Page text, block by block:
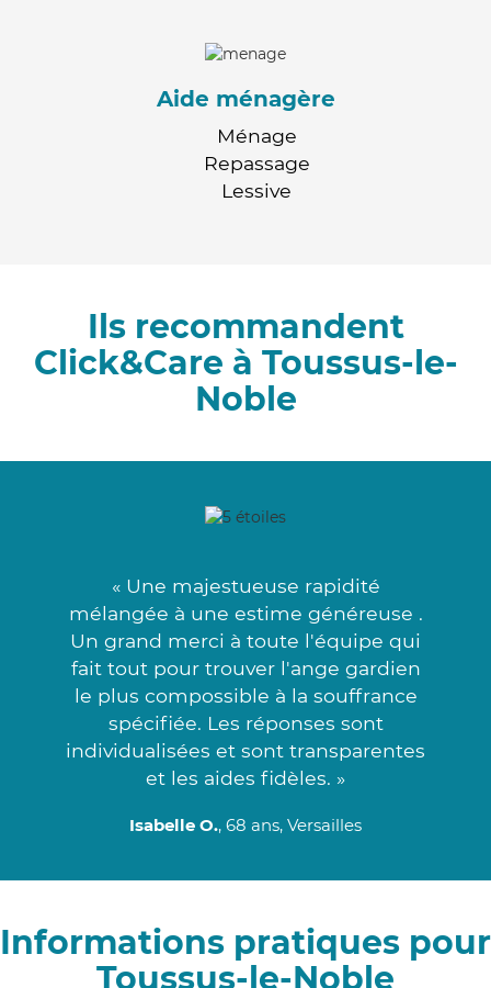
Aide ménagère
Ménage
Repassage
Lessive
Ils recommandent
Click&Care à Toussus-le-
Noble
« Une majestueuse rapidité
mélangée à une estime généreuse .
Un grand merci à toute l'équipe qui
fait tout pour trouver l'ange gardien
le plus compossible à la souffrance
spécifiée. Les réponses sont
individualisées et sont transparentes
et les aides fidèles. »
Isabelle O., 68 ans, Versailles
Informations pratiques pour
Toussus-le-Noble